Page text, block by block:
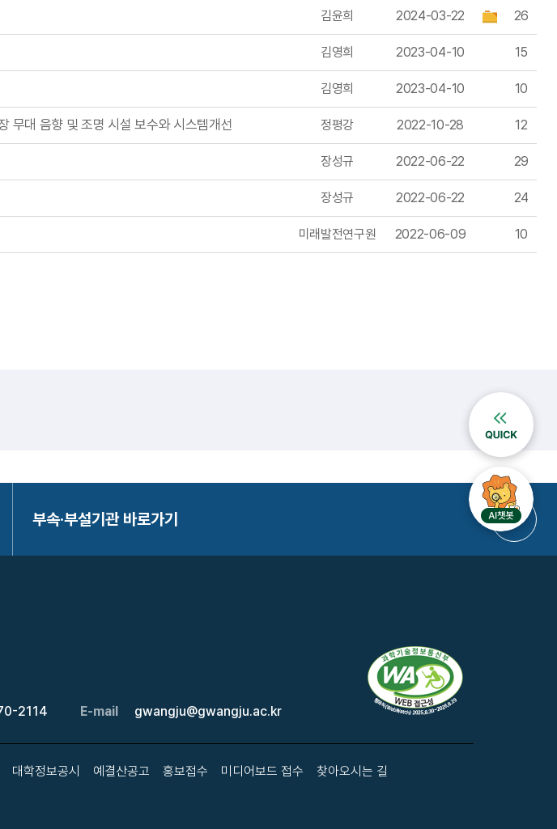
김윤희 2024-03-22 26
김영희 2023-04-10 15
김영희 2023-04-10 10
무대 음향 및 조명 시설 보수와 시스템개선 정평강 2022-10-28 12
장성규 2022-06-22 29
장성규 2022-06-22 24
미래발전연구원 2022-06-09 10
부속·부설기관 바로가기
2114 E-mail gwangju@gwangju.ac.kr
대학정보공시 예결산공고 홍보접수 미디어보드 접수 찾아오시는 길